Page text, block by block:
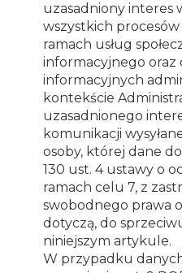
uzasadniony interes
wszystkich
ramach usług
informacyjnego oraz
informacyjnych
kontekście
uzasadnionego
komunikacji
osoby, której dane
130 ust. 4 ustawy o
ramach celu 7, z
swobodnego prawa
dotyczą, do
niniejszym artykule.
W przypadku